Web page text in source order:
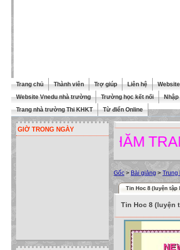
Trang chủ Thành viên Trợ giúp Liên hệ
Website Vnedu nhà trường
Trường học kết nối Nhập
Trang nhà trường Thi KHKT
Từ điển Online
GIỜ TRONG NGÀY
GHÉ THĂM TRANG
Gốc > Bài giảng > Trung
Tin Hoc 8 (luyện tập
Tin Hoc 8 (luyện